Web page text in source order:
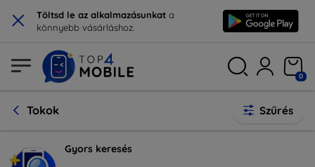
× Töltsd le az alkalmazásunkat a
könnyebb vásárláshoz.
0
Tokok Szűrés
Gyors keresés